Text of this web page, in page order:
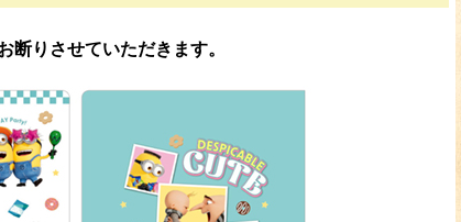
断りさせていただきます。